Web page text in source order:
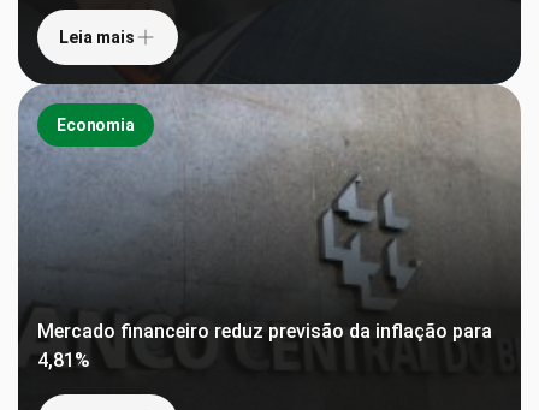
Leia mais
Economia
Mercado financeiro reduz previsão da inflação para
4,81%